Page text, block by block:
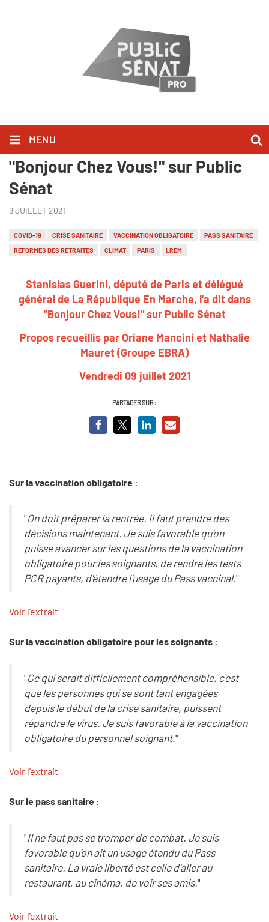
MENU
Stanislas Guerini l'a dit dans
"Bonjour Chez Vous!" sur Public
Sénat
9 JUILLET 2021
COVID-19 CRISE SANITAIRE VACCINATION OBLIGATOIRE
PASS SANITAIRE
RÉFORMES DES RETRAITES
CLIMAT PARIS LREM
Stanislas Guerini, député de Paris et délégué
général de La République En Marche, l'a dit dans
"Bonjour Chez Vous!" sur Public Sénat
Propos recueillis par Oriane Mancini et Nathalie
Mauret (Groupe EBRA)
Vendredi 09 juillet 2021
PARTAGER SUR :
Sur la vaccination obligatoire :
"On doit préparer la rentrée. Il faut prendre des
décisions maintenant. Je suis favorable qu'on
puisse avancer sur les questions de la vaccination
obligatoire pour les soignants, de rendre les tests
PCR payants, d'étendre l'usage du Pass vaccinal."
Voir l'extrait
Sur la vaccination obligatoire pour les soignants :
"Ce qui serait difficilement compréhensible, c'est
que les personnes qui se sont tant engagées
depuis le début de la crise sanitaire, puissent
répandre le virus. Je suis favorable à la vaccination
obligatoire du personnel soignant."
Voir l'extrait
Sur le pass sanitaire :
"Il ne faut pas se tromper de combat. Je suis
favorable qu'on ait un usage étendu du Pass
sanitaire. La vraie liberté est celle d'aller au
restaurant, au cinéma, de voir ses amis."
Voir l'extrait